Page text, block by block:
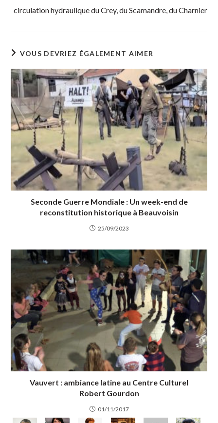
circulation hydraulique du Crey, du Scamandre, du Charnier
VOUS DEVRIEZ ÉGALEMENT AIMER
Seconde Guerre Mondiale : Un week-end de
reconstitution historique à Beauvoisin
25/09/2023
Vauvert : ambiance latine au Centre Culturel
Robert Gourdon
01/11/2017